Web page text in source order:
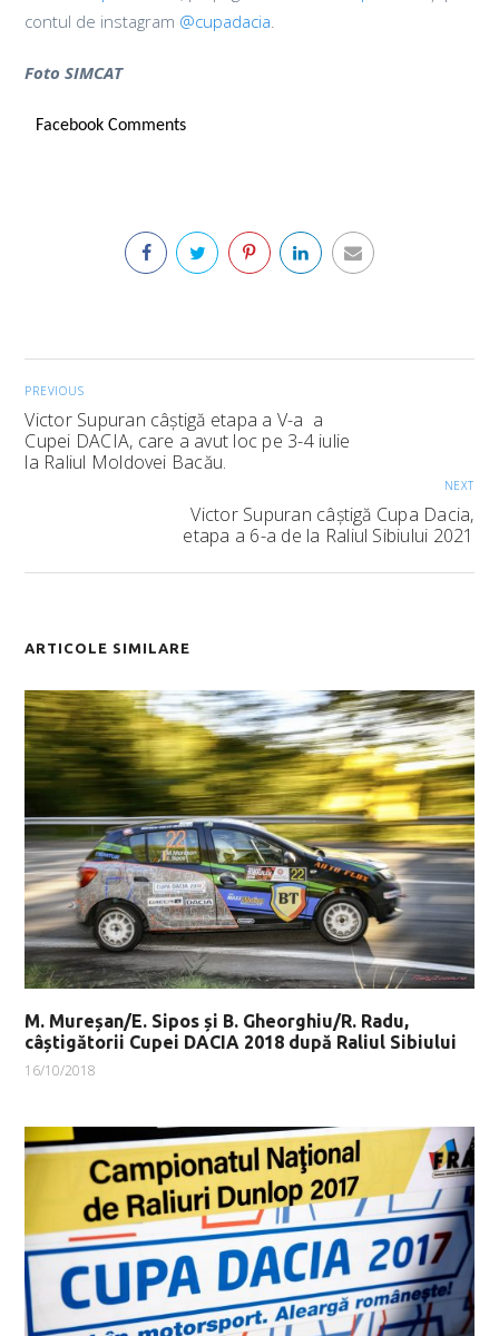
contul de instagram @cupadacia.
Foto SIMCAT
Facebook Comments
PREVIOUS
Victor Supuran câștigă etapa a V-a a
Cupei DACIA, care a avut loc pe 3-4 iulie
la Raliul Moldovei Bacău.
NEXT
Victor Supuran câștigă Cupa Dacia,
etapa a 6-a de la Raliul Sibiului 2021
ARTICOLE SIMILARE
M. Mureșan/E. Sipos și B. Gheorghiu/R. Radu,
câștigătorii Cupei DACIA 2018 după Raliul Sibiului
16/10/2018